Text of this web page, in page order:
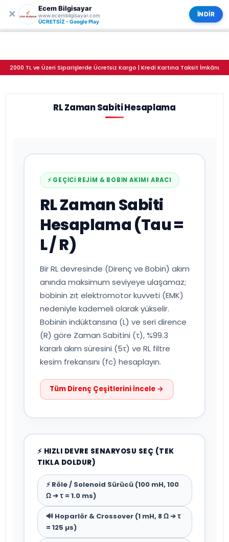
✕
Ecem Bilgisayar
www.ecembilgisayar.com
ÜCRETSİZ - Google Play
İNDİR
2000 TL ve Üzeri Siparişlerde Ücretsiz Kargo | Kredi Kartına Taksit İmkânı
0
RL Zaman Sabiti Hesaplama
⚡ GEÇICI REJIM & BOBIN AKIMI ARACI
RL Zaman Sabiti
Hesaplama (Tau =
L / R)
Bir RL devresinde (Direnç ve Bobin) akım
anında maksimum seviyeye ulaşamaz;
bobinin zıt elektromotor kuvveti (EMK)
nedeniyle kademeli olarak yükselir.
Bobinin indüktansına (L) ve seri dirence
(R) göre Zaman Sabitini (τ), %99.3
kararlı akım süresini (5τ) ve RL filtre
kesim frekansını (fc) hesaplayın.
Tüm Direnç Çeşitlerini İncele →
⚡ HIZLI DEVRE SENARYOSU SEÇ (TEK
TIKLA DOLDUR)
⚡ Röle / Solenoid Sürücü (100 mH, 100
Ω ➔ τ = 1.0 ms)
🔊 Hoparlör & Crossover (1 mH, 8 Ω ➔ τ
= 125 µs)
ECEM BİLGİSAYAR
RL Zaman Sabiti Hesaplama
Kategoriler